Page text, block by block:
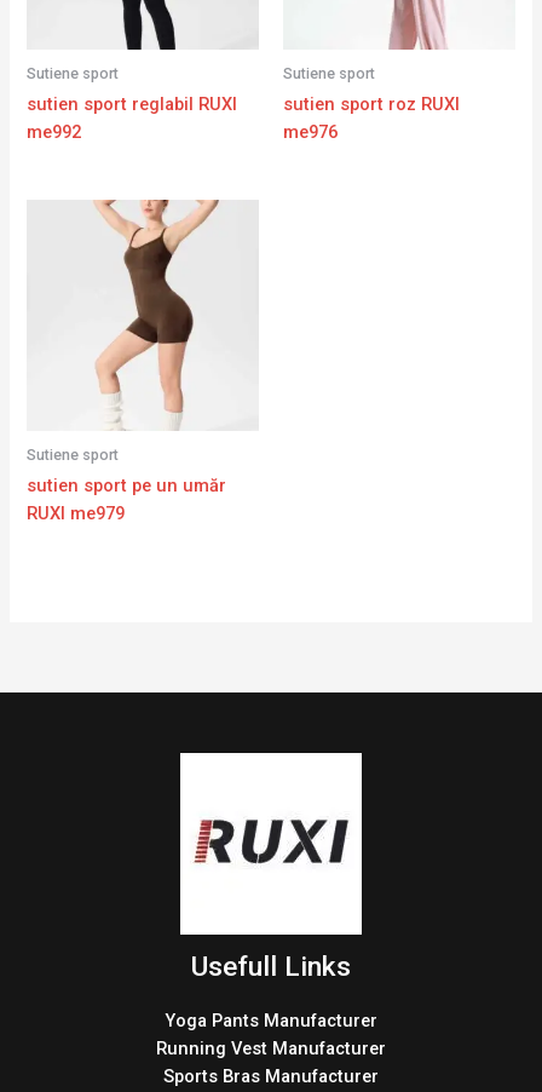
Sutiene sport
sutien sport reglabil RUXI
me992
Sutiene sport
sutien sport roz RUXI
me976
Sutiene sport
sutien sport pe un umăr
RUXI me979
Usefull Links
Yoga Pants Manufacturer
Running Vest Manufacturer
Sports Bras Manufacturer